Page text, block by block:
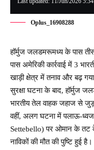
Oplus_16908288
हॉर्मुज जलडमरूमध्य के पास
पास अमेरिकी कार्रवाई में 3
खाड़ी क्षेत्र में तनाव और बढ़
सुरक्षा घटना के बाद, हॉर्मुज
भारतीय तेल वाहक जहाज से
वहीं, अलग घटना में पलाऊ-
Settebello) पर ओमान के तट के
नाविकों की मौत की पुष्टि हुई है।